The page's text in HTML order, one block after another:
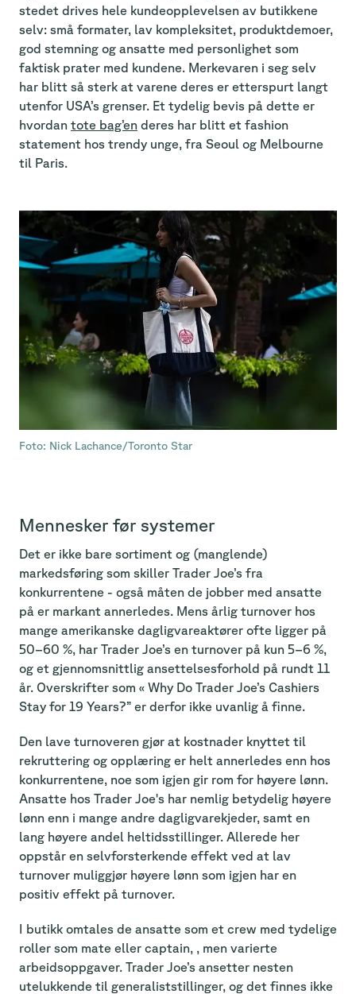
stedet drives hele kundeopplevelsen av butikkene
selv: små formater, lav kompleksitet, produktdemoer,
god stemning og ansatte med personlighet som
faktisk prater med kundene. Merkevaren i seg selv
har blitt så sterk at varene deres er etterspurt langt
utenfor USA’s grenser. Et tydelig bevis på dette er
hvordan tote bag’en deres har blitt et fashion
statement hos trendy unge, fra Seoul og Melbourne
til Paris.
Foto: Nick Lachance/Toronto Star
Mennesker før systemer
Det er ikke bare sortiment og (manglende)
markedsføring som skiller Trader Joe’s fra
konkurrentene - også måten de jobber med ansatte
på er markant annerledes. Mens årlig turnover hos
mange amerikanske dagligvareaktører ofte ligger på
50–60 %, har Trader Joe’s en turnover på kun 5–6 %,
og et gjennomsnittlig ansettelsesforhold på rundt 11
år. Overskrifter som « Why Do Trader Joe’s Cashiers
Stay for 19 Years?” er derfor ikke uvanlig å finne.
Den lave turnoveren gjør at kostnader knyttet til
rekruttering og opplæring er helt annerledes enn hos
konkurrentene, noe som igjen gir rom for høyere lønn.
Ansatte hos Trader Joe's har nemlig betydelig høyere
lønn enn i mange andre dagligvarekjeder, samt en
lang høyere andel heltidsstillinger. Allerede her
oppstår en selvforsterkende effekt ved at lav
turnover muliggjør høyere lønn som igjen har en
positiv effekt på turnover.
I butikk omtales de ansatte som et crew med tydelige
roller som mate eller captain, , men varierte
arbeidsoppgaver. Trader Joe’s ansetter nesten
utelukkende til generaliststillinger, og det finnes ikke